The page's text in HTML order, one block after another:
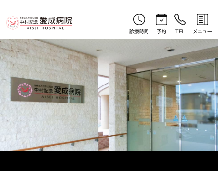
診療時間 予約 TEL メニュー